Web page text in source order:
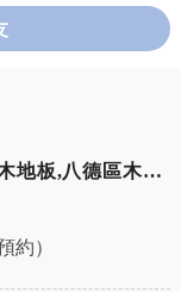
地板,八德區木地
壢區木地板施工,
約）